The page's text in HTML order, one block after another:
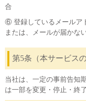
合
⑥ 登録しているメールア
または、メールが届かな
第5条（本サービス
当社は、一定の事前告知
は一部を変更・停止・終